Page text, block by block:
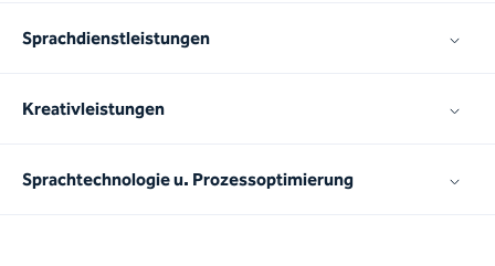
Sprachdienstleistungen
Kreativleistungen
Sprachtechnologie u. Prozessoptimierung